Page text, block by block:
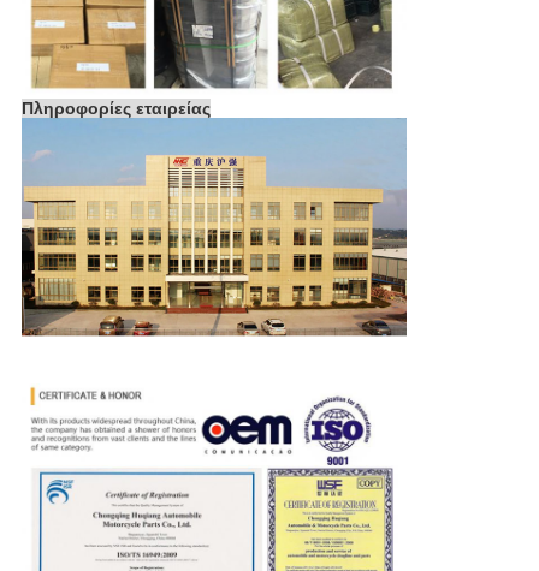
Πληροφορίες εταιρείας